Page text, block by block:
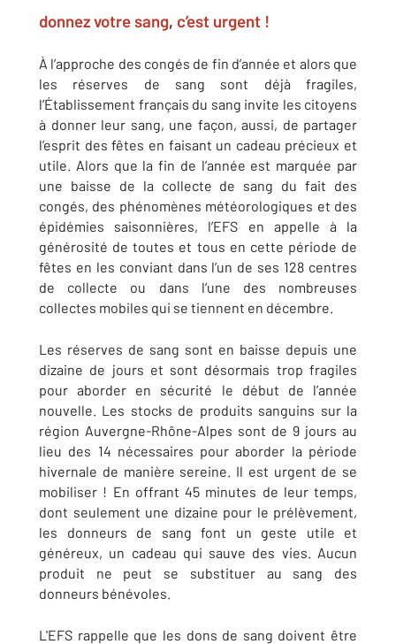
donnez votre sang, c’est urgent !
À l’approche des congés de fin d’année et alors que
les réserves de sang sont déjà fragiles,
l’Établissement français du sang invite les citoyens
à donner leur sang, une façon, aussi, de partager
l’esprit des fêtes en faisant un cadeau précieux et
utile. Alors que la fin de l’année est marquée par
une baisse de la collecte de sang du fait des
congés, des phénomènes météorologiques et des
épidémies saisonnières, l’EFS en appelle à la
générosité de toutes et tous en cette période de
fêtes en les conviant dans l’un de ses 128 centres
de collecte ou dans l’une des nombreuses
collectes mobiles qui se tiennent en décembre.
Les réserves de sang sont en baisse depuis une
dizaine de jours et sont désormais trop fragiles
pour aborder en sécurité le début de l’année
nouvelle. Les stocks de produits sanguins sur la
région Auvergne-Rhône-Alpes sont de 9 jours au
lieu des 14 nécessaires pour aborder la période
hivernale de manière sereine. Il est urgent de se
mobiliser ! En offrant 45 minutes de leur temps,
dont seulement une dizaine pour le prélèvement,
les donneurs de sang font un geste utile et
généreux, un cadeau qui sauve des vies. Aucun
produit ne peut se substituer au sang des
donneurs bénévoles.
L'EFS rappelle que les dons de sang doivent être